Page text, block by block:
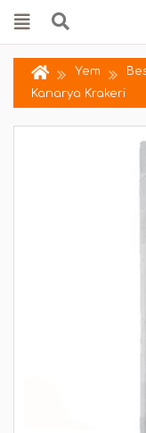
Yem
Kanarya Krakeri